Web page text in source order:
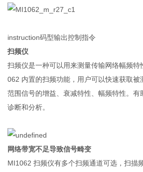
instruction码型输出控制指令
扫频仪
扫频仪是一种可以用来测量传输网络幅频特
062 内置的扫频功能，用户可以快速获取被
范围信号的增益、衰减特性、幅频特性。有
诊断和分析。
网络带宽不足导致信号畸变
MI1062 扫频仪有多个扫频通道可选，扫描